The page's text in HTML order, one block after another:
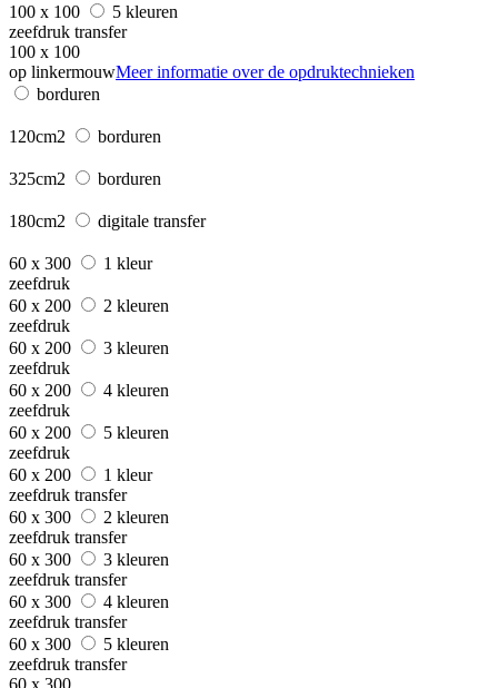
100 x 100
5 kleuren
zeefdruk transfer
100 x 100
op linkermouwMeer informatie over de opdruktechnieken
borduren
120cm2 borduren
325cm2 borduren
180cm2 digitale transfer
60 x 300
1 kleur
zeefdruk
60 x 200
2 kleuren
zeefdruk
60 x 200
3 kleuren
zeefdruk
60 x 200
4 kleuren
zeefdruk
60 x 200
5 kleuren
zeefdruk
60 x 200
1 kleur
zeefdruk transfer
60 x 300
2 kleuren
zeefdruk transfer
60 x 300
3 kleuren
zeefdruk transfer
60 x 300
4 kleuren
zeefdruk transfer
60 x 300
5 kleuren
zeefdruk transfer
60 x 300